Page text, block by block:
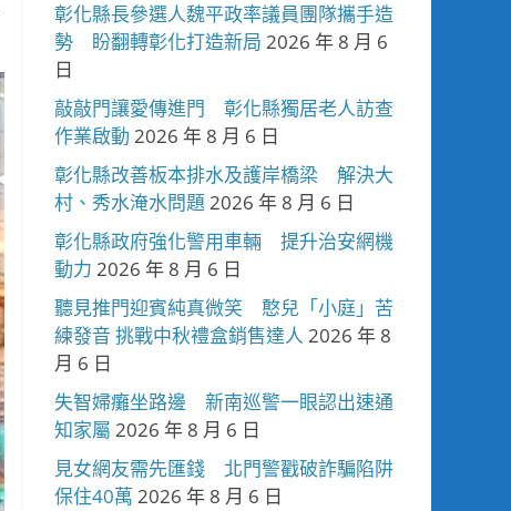
彰化縣長參選人魏平政率議員團隊攜手造
勢 盼翻轉彰化打造新局 2026 年 8 月 6
日
敲敲門讓愛傳進門 彰化縣獨居老人訪查
作業啟動 2026 年 8 月 6 日
彰化縣改善板本排水及護岸橋梁 解決大
村、秀水淹水問題 2026 年 8 月 6 日
彰化縣政府強化警用車輛 提升治安網機
動力 2026 年 8 月 6 日
聽見推門迎賓純真微笑 憨兒「小庭」苦
練發音 挑戰中秋禮盒銷售達人 2026 年 8
月 6 日
失智婦癱坐路邊 新南巡警一眼認出速通
知家屬 2026 年 8 月 6 日
見女網友需先匯錢 北門警戳破詐騙陷阱
保住40萬 2026 年 8 月 6 日